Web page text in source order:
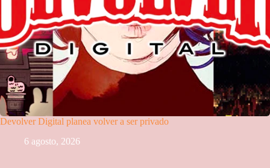
Devolver Digital planea volver a ser privado
6 agosto, 2026